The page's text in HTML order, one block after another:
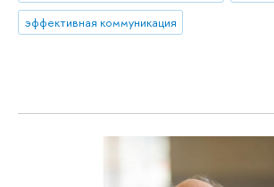
эффективная коммуникация